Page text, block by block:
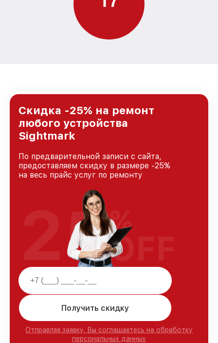
Скидка -25% на ремонт
любого устройства
Sightmark
По предварительной записи с сайта,
предоставляем скидку в размере -25%
на весь прайс услуг по ремонту
Получить скидку
Отправляя заявку, Вы соглашаетесь на обработку
персональных данных
25%
OFF